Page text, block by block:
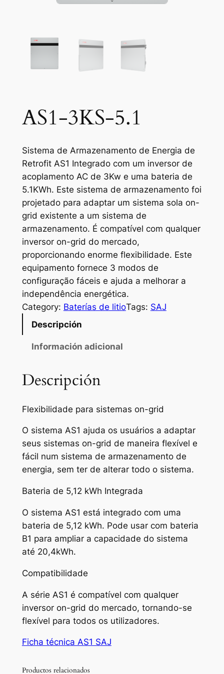
AS1-3KS-5.1
Sistema de Armazenamento de Energia de
Retrofit AS1 Integrado com um inversor de
acoplamento AC de 3Kw e uma bateria de
5.1KWh. Este sistema de armazenamento foi
projetado para adaptar um sistema sola on-
grid existente a um sistema de
armazenamento. É compatível com qualquer
inversor on-grid do mercado,
proporcionando enorme flexibilidade. Este
equipamento fornece 3 modos de
configuração fáceis e ajuda a melhorar a
independência energética.
Category: Baterías de litioTags: SAJ
Descripción
Información adicional
Descripción
Flexibilidade para sistemas on-grid
O sistema AS1 ajuda os usuários a adaptar
seus sistemas on-grid de maneira flexível e
fácil num sistema de armazenamento de
energia, sem ter de alterar todo o sistema.
Bateria de 5,12 kWh Integrada
O sistema AS1 está integrado com uma
bateria de 5,12 kWh. Pode usar com bateria
B1 para ampliar a capacidade do sistema
até 20,4kWh.
Compatibilidade
A série AS1 é compatível com qualquer
inversor on-grid do mercado, tornando-se
flexível para todos os utilizadores.
Ficha técnica AS1 SAJ
Productos relacionados